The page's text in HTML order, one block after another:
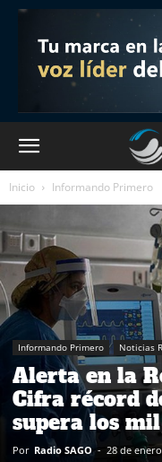
Inicio Informando Primero
Informando Primero Noticias
Alerta en la
Cifra récord
supera los mil
Por Radio SAGO - 28 de